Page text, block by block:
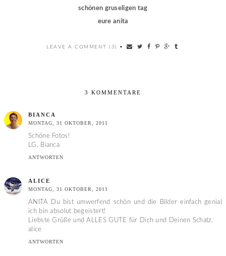
schönen gruseligen tag
eure anita
LEAVE A COMMENT (3) •
3 KOMMENTARE
BIANCA
MONTAG, 31 OKTOBER, 2011
Schöne Fotos!
LG, Bianca
ANTWORTEN
ALICE
MONTAG, 31 OKTOBER, 2011
ANITA Du bist umwerfend schön und die Bilder einfach genial
ich bin absolut begeistert!
Liebste Grüße und ALLES GUTE für Dich und Deinen Schatz.
alice
ANTWORTEN